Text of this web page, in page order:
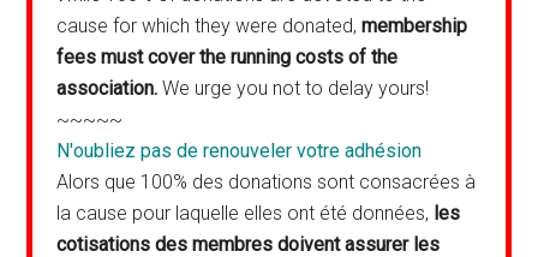
cause for which they were donated,membership
fees must cover the running costs of the
association. We urge you not to delay yours!
~~~~~
N'oubliez pas de renouveler votre adhésion
Alors que 100% des donations sont consacrées à
la cause pour laquelle elles ont été données, les
cotisations des membres doivent assurer les